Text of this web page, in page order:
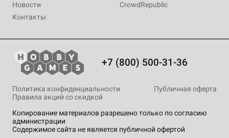
Новости
Контакты
CrowdRepublic
+7 (800) 500-31-36
Копирование материалов разрешено только по согласию
администрации
Содержимое сайта не является публичной офертой
Политика конфиденциальности
Публичная оферта
Правила акций со скидкой